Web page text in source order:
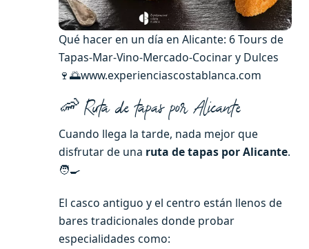
Qué hacer en un día en Alicante: 6 Tours de
Tapas-Mar-Vino-Mercado-Cocinar y Dulces
🍷🌅www.experienciascostablanca.com
🦐 Ruta de tapas por Alicante
Cuando llega la tarde, nada mejor que
disfrutar de una ruta de tapas por Alicante.
🧑‍🍳
El casco antiguo y el centro están llenos de
bares tradicionales donde probar
especialidades como: